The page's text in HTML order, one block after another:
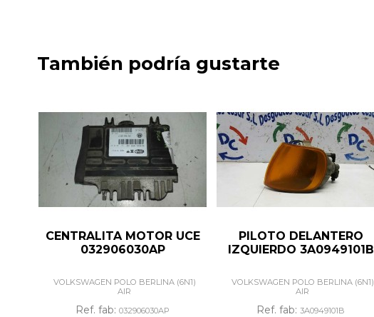
También podría gustarte
CENTRALITA MOTOR UCE
032906030AP
VOLKSWAGEN POLO BERLINA (6N1)
AIR
Ref. fab: 032906030AP
PILOTO DELANTERO
IZQUIERDO 3A0949101B
VOLKSWAGEN POLO BERLINA (6N1)
AIR
Ref. fab: 3A0949101B